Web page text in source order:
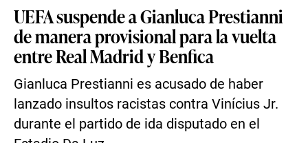
UEFA suspende a Gianluca Prestianni
de manera provisional para la vuelta
entre Real Madrid y Benfica
Gianluca Prestianni es acusado de haber
lanzado insultos racistas contra Vinícius Jr.
durante el partido de ida disputado en el